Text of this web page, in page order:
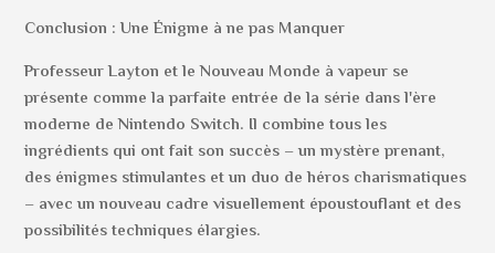
Conclusion : Une Énigme à ne pas Manquer
Professeur Layton et le Nouveau Monde à vapeur se
présente comme la parfaite entrée de la série dans l'ère
moderne de Nintendo Switch. Il combine tous les
ingrédients qui ont fait son succès – un mystère prenant,
des énigmes stimulantes et un duo de héros charismatiques
– avec un nouveau cadre visuellement époustouflant et des
possibilités techniques élargies.